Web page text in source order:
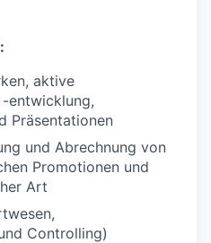
aktive
-entwicklung,
Präsentationen
und Abrechnung von
Promotionen und
Art
Controlling)